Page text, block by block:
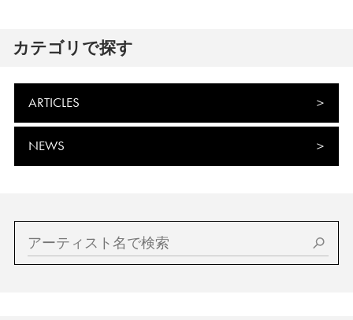
カテゴリで探す
ARTICLES
NEWS